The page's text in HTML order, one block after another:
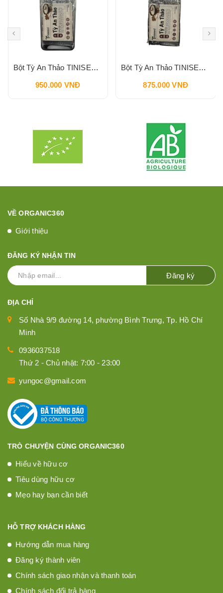
Bột Tỳ An Thảo TINISEED Hộp 900g
950.000 VNĐ
Bột Tỳ An Thảo TINISEED Gói Refill 900g
875.000 VNĐ
VỀ ORGANIC360
Giới thiệu
ĐĂNG KÝ NHẬN TIN
Đăng ký
ĐỊA CHỈ
Số Nhà 9/9 đường 14, phường Bình Trưng, Tp. Hồ Chí
Minh
0936037518
Thứ 2 - Chủ nhật: 7:00 - 23:00
yungoc@gmail.com
TRÒ CHUYỆN CÙNG ORGANIC360
Hiểu về hữu cơ
Tiêu dùng hữu cơ
Mẹo hay bạn cần biết
HỖ TRỢ KHÁCH HÀNG
Hướng dẫn mua hàng
Đăng ký thành viên
Chính sách giao nhận và thanh toán
Chính sách đổi trả hàng